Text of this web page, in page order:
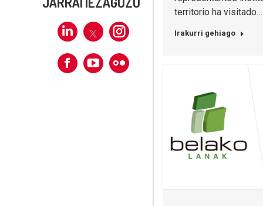
Linkedin
X Instagram
FacebookFlickr
territorio ha visitado…
Irakurri gehiago